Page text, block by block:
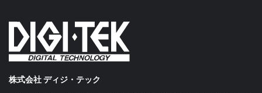
株式会社 ディジ・テック